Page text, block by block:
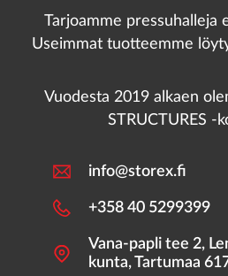
Tarjoamme pressuhalleja
Useimmat tuotteemme
Vuodesta 2019 alkaen
STRUCTURES -
info@storex.fi
+358 40 5299399
Vana-papli tee 2,
kunta, Tartumaa